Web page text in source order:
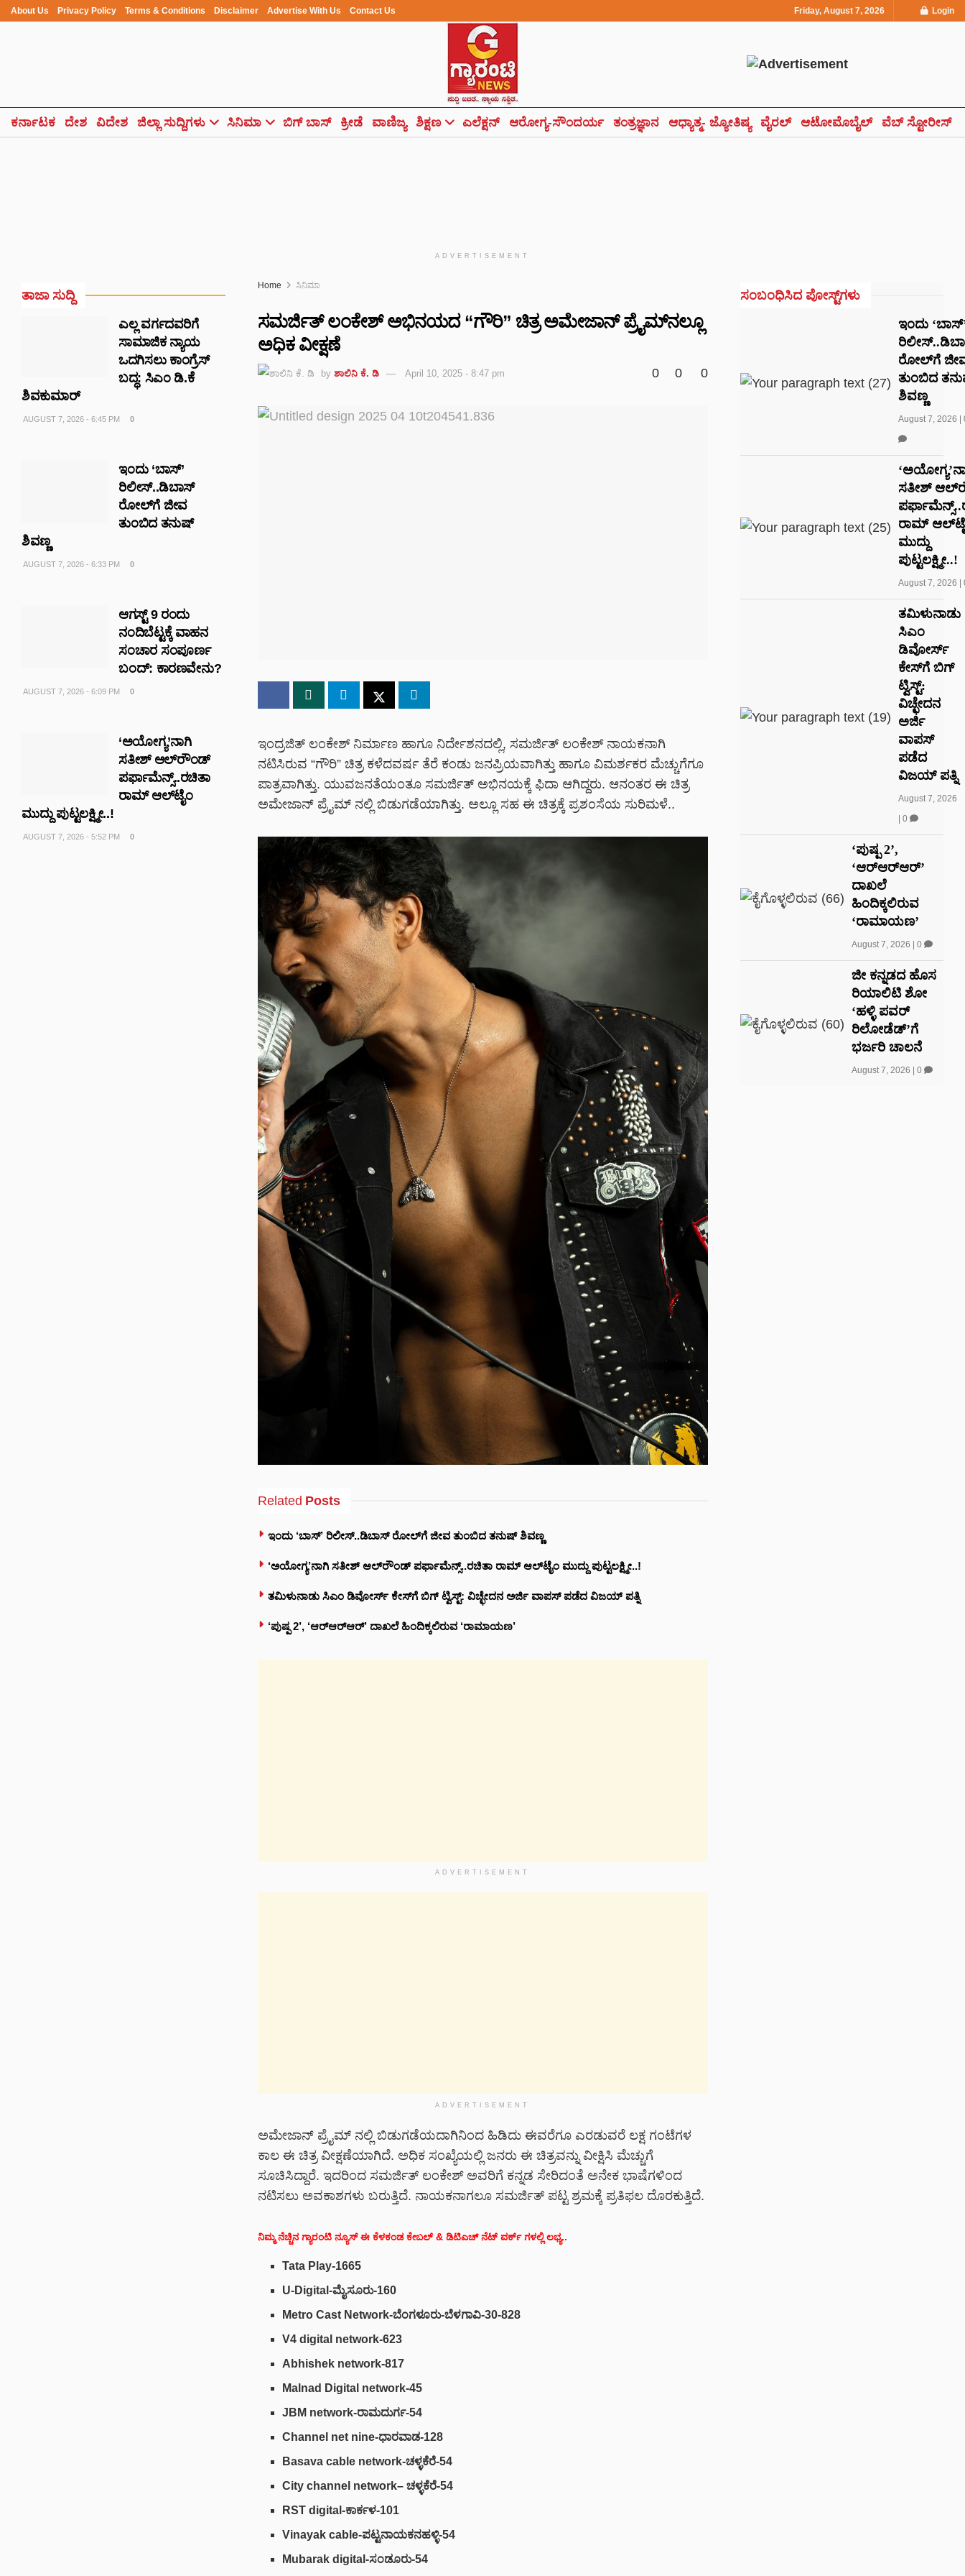
About Us Privacy Policy Terms & Conditions Disclaimer Advertise With Us Contact Us Friday, August 7, 2026 Login
ಕರ್ನಾಟಕ ದೇಶ ವಿದೇಶ ಜಿಲ್ಲಾ ಸುದ್ದಿಗಳು ಸಿನಿಮಾ ಬಿಗ್ ಬಾಸ್ ಕ್ರೀಡೆ ವಾಣಿಜ್ಯ ಶಿಕ್ಷಣ ಎಲೆಕ್ಷನ್ ಆರೋಗ್ಯ-ಸೌಂದರ್ಯ ತಂತ್ರಜ್ಞಾನ ಆಧ್ಯಾತ್ಮ- ಜ್ಯೋತಿಷ್ಯ ವೈರಲ್ ಆಟೋಮೊಬೈಲ್ ವೆಬ್ ಸ್ಟೋರೀಸ್
ADVERTISEMENT
Home ಸಿನಿಮಾ
ಸಮರ್ಜಿತ್ ಲಂಕೇಶ್ ಅಭಿನಯದ “ಗೌರಿ” ಚಿತ್ರ ಅಮೇಜಾನ್ ಪ್ರೈಮ್‌‌ನಲ್ಲೂ
ಅಧಿಕ ವೀಕ್ಷಣೆ
by ಶಾಲಿನಿ ಕೆ. ಡಿ April 10, 2025 - 8:47 pm 0 0 0
ಇಂದ್ರಜಿತ್ ಲಂಕೇಶ್ ನಿರ್ಮಾಣ ಹಾಗೂ ನಿರ್ದೇಶನದಲ್ಲಿ, ಸಮರ್ಜಿತ್ ಲಂಕೇಶ್ ನಾಯಕನಾಗಿ
ನಟಿಸಿರುವ “ಗೌರಿ” ಚಿತ್ರ ಕಳೆದವರ್ಷ ತೆರೆ ಕಂಡು ಜನಪ್ರಿಯವಾಗಿತ್ತು ಹಾಗೂ ವಿಮರ್ಶಕರ ಮೆಚ್ಚುಗೆಗೂ
ಪಾತ್ರವಾಗಿತ್ತು. ಯುವಜನತೆಯಂತೂ ಸಮರ್ಜಿತ್ ಅಭಿನಯಕ್ಕೆ ಫಿದಾ ಆಗಿದ್ದರು.‌ ಆನಂತರ ಈ ಚಿತ್ರ
ಅಮೇಜಾನ್ ಪ್ರೈಮ್ ನಲ್ಲಿ ಬಿಡುಗಡೆಯಾಗಿತ್ತು. ಅಲ್ಲೂ ಸಹ ಈ ಚಿತ್ರಕ್ಕೆ ಪ್ರಶಂಸೆಯ ಸುರಿಮಳೆ..
Related Posts
ಇಂದು ‘ಬಾಸ್’ ರಿಲೀಸ್..ಡಿಬಾಸ್ ರೋಲ್‌ಗೆ ಜೀವ ತುಂಬಿದ ತನುಷ್ ಶಿವಣ್ಣ
‘ಅಯೋಗ್ಯ’ನಾಗಿ ಸತೀಶ್ ಆಲ್‌ರೌಂಡ್ ಪರ್ಫಾಮೆನ್ಸ್..ರಚಿತಾ ರಾಮ್ ಆಲ್‌‌ಟೈಂ ಮುದ್ದು ಪುಟ್ಟಲಕ್ಷ್ಮೀ..!
ತಮಿಳುನಾಡು ಸಿಎಂ ಡಿವೋರ್ಸ್ ಕೇಸ್‌ಗೆ ಬಿಗ್ ಟ್ವಿಸ್ಟ್: ವಿಚ್ಛೇದನ ಅರ್ಜಿ ವಾಪಸ್ ಪಡೆದ ವಿಜಯ್ ಪತ್ನಿ
‘ಪುಷ್ಪ 2’, ‘ಆರ್‌ಆರ್‌ಆರ್’ ದಾಖಲೆ ಹಿಂದಿಕ್ಕಲಿರುವ ‘ರಾಮಾಯಣ’
ADVERTISEMENT
ADVERTISEMENT
ಅಮೇಜಾನ್ ಪ್ರೈಮ್ ನಲ್ಲಿ ಬಿಡುಗಡೆಯದಾಗಿನಿಂದ ಹಿಡಿದು ಈವರೆಗೂ ಎರಡುವರೆ ಲಕ್ಷ ಗಂಟೆಗಳ
ಕಾಲ‌ ಈ ಚಿತ್ರ ವೀಕ್ಷಣೆಯಾಗಿದೆ. ಅಧಿಕ ಸಂಖ್ಯೆಯಲ್ಲಿ ಜನರು ಈ ಚಿತ್ರವನ್ನು ವೀಕ್ಷಿಸಿ ಮೆಚ್ಚುಗೆ
ಸೂಚಿಸಿದ್ದಾರೆ. ಇದರಿಂದ ಸಮರ್ಜಿತ್ ಲಂಕೇಶ್ ಅವರಿಗೆ ಕನ್ನಡ ಸೇರಿದಂತೆ ಅನೇಕ ಭಾಷೆಗಳಿಂದ
ನಟಿಸಲು ಅವಕಾಶಗಳು ಬರುತ್ತಿದೆ. ನಾಯಕನಾಗಲೂ ಸಮರ್ಜಿತ್ ಪಟ್ಟ ಶ್ರಮಕ್ಕೆ ಪ್ರತಿಫಲ ದೊರಕುತ್ತಿದೆ.
ನಿಮ್ಮ ನೆಚ್ಚಿನ ಗ್ಯಾರಂಟಿ ನ್ಯೂಸ್ ಈ ಕೆಳಕಂಡ ಕೇಬಲ್ & ಡಿಟಿಎಚ್ ನೆಟ್ ವರ್ಕ್ ಗಳಲ್ಲಿ ಲಭ್ಯ..
Tata Play-1665
U-Digital -ಮೈಸೂರು-160
Metro Cast Network-ಬೆಂಗಳೂರು-ಬೆಳಗಾವಿ-30-828
V4 digital network-623
Abhishek network-817
Malnad Digital network-45
JBM network-ರಾಮದುರ್ಗ-54
Channel net nine-ಧಾರವಾಡ-128
Basava cable network-ಚಳ್ಳಕೆರೆ-54
City channel network– ಚಳ್ಳಕೆರೆ-54
RST digital -ಕಾರ್ಕಳ-101
Vinayak cable-ಪಟ್ಟನಾಯಕನಹಳ್ಳಿ-54
Mubarak digital -ಸಂಡೂರು-54
ತಾಜಾ ಸುದ್ದಿ
ಎಲ್ಲ ವರ್ಗದವರಿಗೆ
ಸಾಮಾಜಿಕ ನ್ಯಾಯ
ಒದಗಿಸಲು ಕಾಂಗ್ರೆಸ್
ಬದ್ಧ: ಸಿಎಂ ಡಿ.ಕೆ
ಶಿವಕುಮಾರ್
AUGUST 7, 2026 - 6:45 PM 0
ಇಂದು ‘ಬಾಸ್’
ರಿಲೀಸ್..ಡಿಬಾಸ್
ರೋಲ್‌ಗೆ ಜೀವ
ತುಂಬಿದ ತನುಷ್
ಶಿವಣ್ಣ
AUGUST 7, 2026 - 6:33 PM 0
ಆಗಸ್ಟ್ 9 ರಂದು
ನಂದಿಬೆಟ್ಟಕ್ಕೆ ವಾಹನ
ಸಂಚಾರ ಸಂಪೂರ್ಣ
ಬಂದ್: ಕಾರಣವೇನು?
AUGUST 7, 2026 - 6:09 PM 0
‘ಅಯೋಗ್ಯ’ನಾಗಿ
ಸತೀಶ್ ಆಲ್‌ರೌಂಡ್
ಪರ್ಫಾಮೆನ್ಸ್..ರಚಿತಾ
ರಾಮ್ ಆಲ್‌‌ಟೈಂ
ಮುದ್ದು ಪುಟ್ಟಲಕ್ಷ್ಮೀ..!
AUGUST 7, 2026 - 5:52 PM 0
ಸಂಬಂಧಿಸಿದ ಪೋಸ್ಟ್‌ಗಳು
ಇಂದು
ರೋಲ್‌ಗೆ
ತುಂಬಿದ
ಶಿವಣ್ಣ
August 7, 2026
ಸತೀಶ್
ರಾಮ್
ಮುದ್ದು
ಪುಟ್ಟಲಕ್ಷ್ಮೀ..!
August 7, 2026
ತಮಿಳುನಾಡು
ಸಿಎಂ
ಡಿವೋರ್ಸ್
ಕೇಸ್‌ಗೆ ಬಿಗ್
ಟ್ವಿಸ್ಟ್:
ವಿಚ್ಛೇದನ
ಅರ್ಜಿ
ವಾಪಸ್
ಪಡೆದ
ವಿಜಯ್ ಪತ್ನಿ
August 7, 2026
0
‘ಪುಷ್ಪ 2’,
‘ಆರ್‌ಆರ್‌ಆರ್’
ದಾಖಲೆ
ಹಿಂದಿಕ್ಕಲಿರುವ
‘ರಾಮಾಯಣ’
August 7, 2026 0
ಜೀ ಕನ್ನಡದ ಹೊಸ
ರಿಯಾಲಿಟಿ ಶೋ
‘ಹಳ್ಳಿ ಪವರ್
ರಿಲೋಡೆಡ್’ಗೆ
ಭರ್ಜರಿ ಚಾಲನೆ
August 7, 2026 0